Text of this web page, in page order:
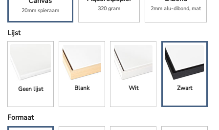
20mm spieraam 320 gram 2mm alu-dibond, mat
Lijst
Geen lijst Blank Wit Zwart
Formaat